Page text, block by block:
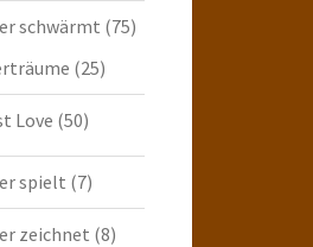
schwärmt (75)
(25)
Love (50)
spielt (7)
zeichnet (8)